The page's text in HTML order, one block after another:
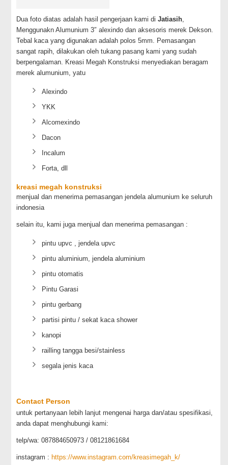
Dua foto diatas adalah hasil pengerjaan kami diJatiasih,
Menggunakn Alumunium 3″ alexindo dan aksesoris merek Dekson.
Tebal kaca yang digunakan adalah polos 5mm. Pemasangan
sangat rapih, dilakukan oleh tukang pasang kami yang sudah
berpengalaman. Kreasi Megah Konstruksi menyediakan beragam
merek alumunium, yatu
Alexindo
YKK
Alcomexindo
Dacon
Incalum
Forta, dll
kreasi megah konstruksi
menjual dan menerima pemasangan jendela alumunium ke seluruh
indonesia
selain itu, kami juga menjual dan menerima pemasangan :
pintu upvc , jendela upvc
pintu aluminium, jendela aluminium
pintu otomatis
Pintu Garasi
pintu gerbang
partisi pintu / sekat kaca shower
kanopi
railling tangga besi/stainless
segala jenis kaca
Contact Person
untuk pertanyaan lebih lanjut mengenai harga dan/atau spesifikasi,
anda dapat menghubungi kami:
telp/wa: 087884650973 / 08121861684
instagram : https://www.instagram.com/kreasimegah_k/